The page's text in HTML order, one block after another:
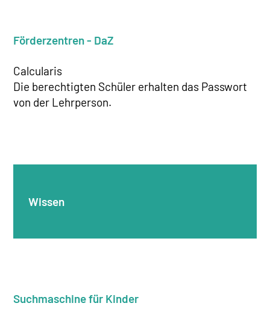
Förderzentren - DaZ
Calcularis
Die berechtigten Schüler erhalten das Passwort
von der Lehrperson.
Wissen
Suchmaschine für Kinder